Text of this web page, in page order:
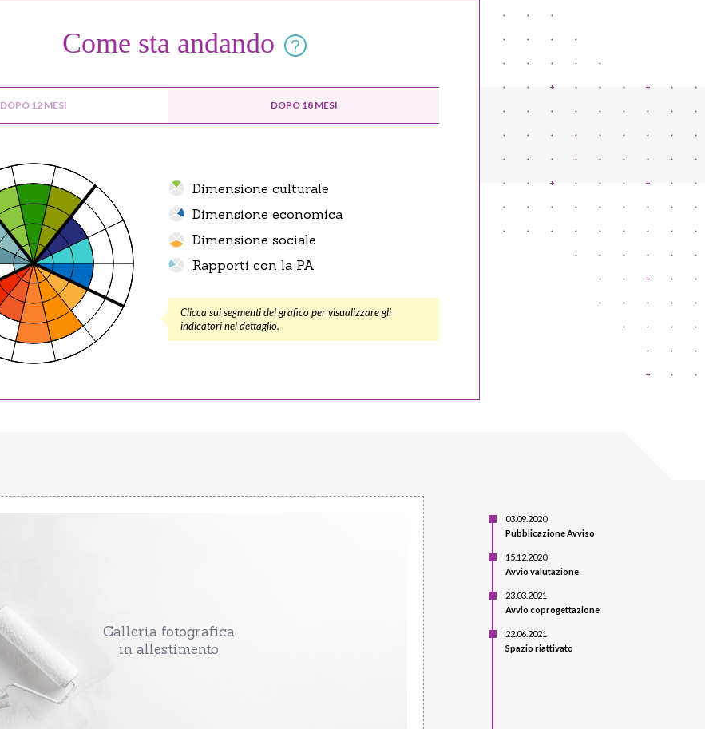
Come sta andando ?
DOPO 12 MESI DOPO 18 MESI
Dimensione culturale
Dimensione economica
Dimensione sociale
Rapporti con la PA
Clicca sui segmenti del grafico per visualizzare gli
indicatori nel dettaglio.
Galleria fotografica
in allestimento
03.09.2020
Pubblicazione Avviso
15.12.2020
Avvio valutazione
23.03.2021
Avvio coprogettazione
22.06.2021
Spazio riattivato